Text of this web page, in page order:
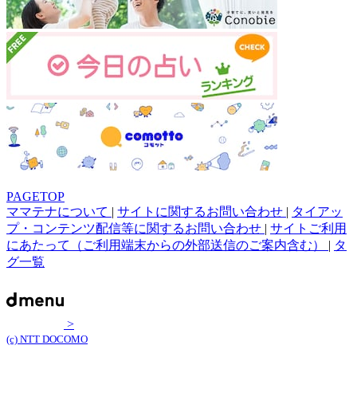
PAGETOP
ママテナについて | サイトに関するお問い合わせ | タイアッ
プ・コンテンツ配信等に関するお問い合わせ | サイトご利用
にあたって（ご利用端末からの外部送信のご案内含む） | タ
グ一覧
>
(c) NTT DOCOMO